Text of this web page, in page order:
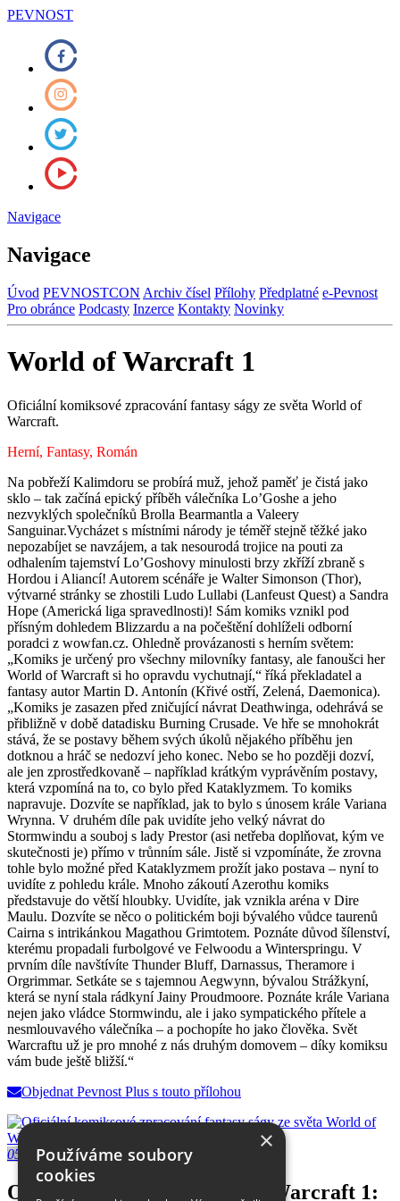
PEVNOST
Navigace
Navigace
Úvod PEVNOSTCON Archiv čísel Přílohy Předplatné e-Pevnost
Pro obránce Podcasty Inzerce Kontakty Novinky
World of Warcraft 1
Oficiální komiksové zpracování fantasy ságy ze světa World of
Warcraft.
Herní, Fantasy, Román
Na pobřeží Kalimdoru se probírá muž, jehož paměť je čistá jako
sklo – tak začíná epický příběh válečníka Lo’Goshe a jeho
nezvyklých společníků Brolla Bearmantla a Valeery
Sanguinar.Vycházet s místními národy je téměř stejně těžké jako
nepozabíjet se navzájem, a tak nesourodá trojice na pouti za
odhalením tajemství Lo’Goshovy minulosti brzy zkříží zbraně s
Hordou i Aliancí! Autorem scénáře je Walter Simonson (Thor),
výtvarné stránky se zhostili Ludo Lullabi (Lanfeust Quest) a Sandra
Hope (Americká liga spravedlnosti)! Sám komiks vznikl pod
přísným dohledem Blizzardu a na počeštění dohlíželi odborní
poradci z wowfan.cz. Ohledně provázanosti s herním světem:
„Komiks je určený pro všechny milovníky fantasy, ale fanoušci her
World of Warcraft si ho opravdu vychutnají,“ říká překladatel a
fantasy autor Martin D. Antonín (Křivé ostří, Zelená, Daemonica).
„Komiks je zasazen před zničující návrat Deathwinga, odehrává se
přibližně v době datadisku Burning Crusade. Ve hře se mnohokrát
stává, že se postavy během svých úkolů nějakého příběhu jen
dotknou a hráč se nedozví jeho konec. Nebo se ho později dozví,
ale jen zprostředkovaně – například krátkým vyprávěním postavy,
která vzpomíná na to, co bylo před Kataklyzmem. To komiks
napravuje. Dozvíte se například, jak to bylo s únosem krále Variana
Wrynna. V druhém díle pak uvidíte jeho velký návrat do
Stormwindu a souboj s lady Prestor (asi netřeba doplňovat, kým ve
skutečnosti je) přímo v trůnním sále. Jistě si vzpomínáte, že zrovna
tohle bylo možné před Kataklyzmem prožít jako postava – nyní to
uvidíte z pohledu krále. Mnoho zákoutí Azerothu komiks
představuje do větší hloubky. Uvidíte, jak vznikla aréna v Dire
Maulu. Dozvíte se něco o politickém boji bývalého vůdce taurenů
Cairna s intrikánkou Magathou Grimtotem. Poznáte důvod šílenství,
kterému propadali furbolgové ve Felwoodu a Winterspringu. V
prvním díle navštívíte Thunder Bluff, Darnassus, Theramore i
Orgrimmar. Setkáte se s tajemnou Aegwynn, bývalou Strážkyní,
která se nyní stala rádkyní Jainy Proudmoore. Poznáte krále Variana
nejen jako vládce Stormwindu, ale i jako sympatického přítele a
nesmlouvavého válečníka – a pochopíte ho jako člověka. Svět
Warcraftu už je pro mnohé z nás druhým domovem – díky komiksu
vám bude ještě bližší.“
Objednat Pevnost Plus s touto přílohou
05/2017
Objednání přílohy World of Warcraft 1:
×
Používáme soubory
cookies